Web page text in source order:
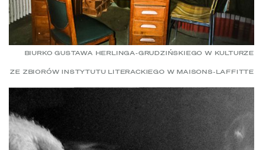
BIURKO GUSTAWA HERLINGA-GRUDZIŃSKIEGO W KULTURZE
ZE ZBIORÓW INSTYTUTU LITERACKIEGO W MAISONS-LAFFITTE